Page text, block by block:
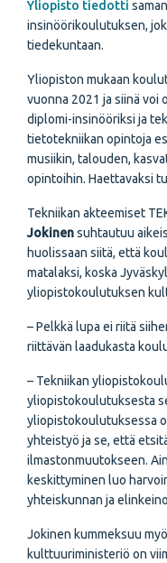
Yliopisto tiedotti
insinöörikoulutuksen,
tiedekuntaan.
Yliopiston mukaan
vuonna 2021 ja siinä voi
diplomi-insinööriksi ja
tietotekniikan opintoja
musiikin, talouden,
opintoihin. Haettavaksi
Tekniikan akteemiset
Jokinensuhtautuu
huolissaan siitä, että
matalaksi, koska
yliopistokoulutuksen
– Pelkkä lupa ei riitä
riittävän laadukasta
– Tekniikan
yliopistokoulutuksesta
yliopistokoulutuksessa
yhteistyö ja se, että
ilmastonmuutokseen.
keskittyminen luo
yhteiskunnan ja
Jokinen kummeksuu
kulttuuriministeriö on